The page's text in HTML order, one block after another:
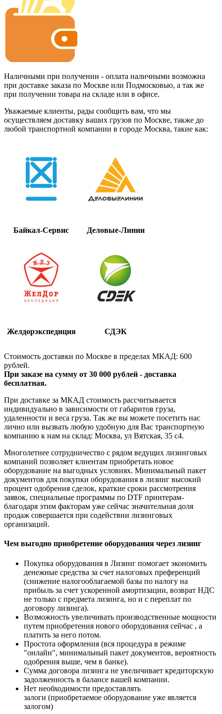
Наличными при получении - оплата наличными возможна
при доставке заказа по Москве или Подмосковью, а так же
при получении товара на складе или в офисе.
Уважаемые клиенты, рады сообщить вам, что мы
осуществляем доставку ваших грузов по Москве, также до
любой транспортной компании в городе Москва, такие как:
Байкал-Сервис Деловые-Линии
Желдорэкспедиция СДЭК
Стоимость доставки по Москве в пределах МКАД: 600
рублей.
При заказе на сумму от 30 000 рублей - доставка
бесплатная.
При доставке за МКАД стоимость рассчитывается
индивидуально в зависимости от габаритов груза,
удаленности и веса груза. Так же вы можете посетить нас
лично или вызвать любую удобную для Вас транспортную
компанию к нам на склад: Москва, ул Вятская, 35 c4.
Многолетнее сотрудничество с рядом ведущих лизинговых
компаний позволяет клиентам приобретать новое
оборудование на выгодных условиях. Минимальный пакет
документов для покупки оборудования в лизинг высокий
процент одобрения сделок, краткие сроки рассмотрения
заявок, специальные программы по DTF принтерам-
благодаря этим факторам уже сейчас значительная доля
продаж совершается при содействии лизинговых
организаций.
Чем выгодно приобретение оборудования через лизинг
Покупка оборудования в Лизинг помогает экономить
денежные средства за счет налоговых преференций
(снижение налогооблагаемой базы по налогу на
прибыль за счет ускоренной амортизации, возврат НДС
не только с предмета лизинга, но и с переплат по
договору лизинга).
Возможность увеличивать производственные мощности
путем приобретения нового оборудования сейчас , а
платить за него потом.
Простота оформления (вся процедура в режиме
"онлайн", минимальный пакет документов, вероятность
одобрения выше, чем в банке).
Сумма договора лизинга не увеличивает кредиторскую
задолженность в балансе вашей компании.
Нет необходимости предоставлять
залоги (приобретаемое оборудование уже является
залогом)